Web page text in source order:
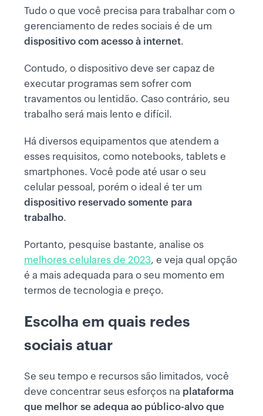
Tudo o que você precisa para trabalhar com o
gerenciamento de redes sociais é de um
dispositivo com acesso à internet.
Contudo, o dispositivo deve ser capaz de
executar programas sem sofrer com
travamentos ou lentidão. Caso contrário, seu
trabalho será mais lento e difícil.
Há diversos equipamentos que atendem a
esses requisitos, como notebooks, tablets e
smartphones. Você pode até usar o seu
celular pessoal, porém o ideal é ter um
dispositivo reservado somente para
trabalho.
Portanto, pesquise bastante, analise os
melhores celulares de 2023, e veja qual opção
é a mais adequada para o seu momento em
termos de tecnologia e preço.
Escolha em quais redes
sociais atuar
Se seu tempo e recursos são limitados, você
deve concentrar seus esforços na plataforma
que melhor se adequa ao público-alvo que